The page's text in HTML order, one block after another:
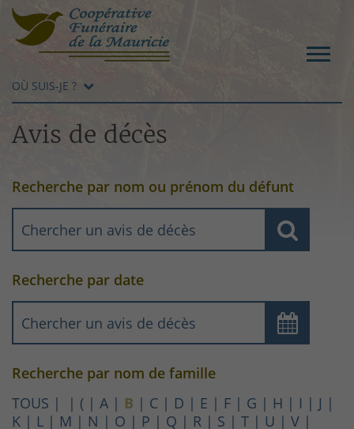
OÙ SUIS-JE ?
Avis de décès
Recherche par nom ou prénom du défunt
Recherche par date
Recherche par nom de famille
TOUS
( A B C D E F G H I
J
K
L M N O P Q R S T U
V